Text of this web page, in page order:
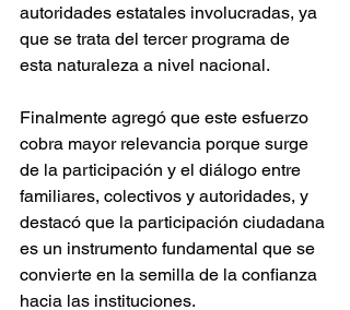
autoridades estatales involucradas, ya
que se trata del tercer programa de
esta naturaleza a nivel nacional.
Finalmente agregó que este esfuerzo
cobra mayor relevancia porque surge
de la participación y el diálogo entre
familiares, colectivos y autoridades, y
destacó que la participación ciudadana
es un instrumento fundamental que se
convierte en la semilla de la confianza
hacia las instituciones.